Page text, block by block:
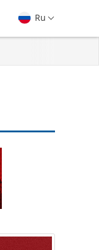
Ru